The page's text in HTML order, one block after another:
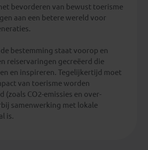
bevorderen van bewust toerisme
aan een betere wereld voor
bestemming staat voorop en
reiservaringen gecreëerd die
en inspireren. Tegelijkertijd moet
van toerisme worden
(zoals CO2-emissies en over-
samenwerking met lokale
is.